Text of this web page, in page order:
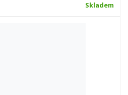
Skladem